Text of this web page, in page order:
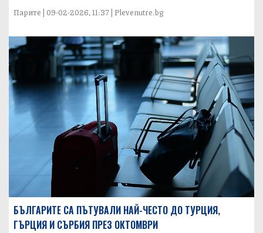
Парите | 09-02-2026, 11:37 | Plevenutre.bg
БЪЛГАРИТЕ СА ПЪТУВАЛИ НАЙ-ЧЕСТО ДО ТУРЦИЯ,
ГЪРЦИЯ И СЪРБИЯ ПРЕЗ ОКТОМВРИ